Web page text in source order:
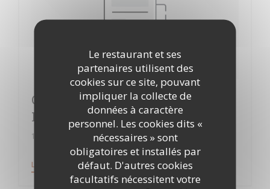
Le restaurant et ses
partenaires utilisent des
cookies sur ce site, pouvant
impliquer la collecte de
données à caractère
personnel. Les cookies dits «
nécessaires » sont
obligatoires et installés par
défaut. D'autres cookies
facultatifs nécessitent votre
Cuisine mode d'emploi(s) à Clichy,
La banlieue bien dans son assiette
10/07/2018
LIRE L'ARTICLE((OUVRE UNE NOUVELLE FENÊTRE))